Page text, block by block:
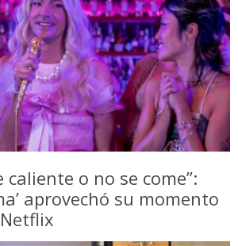
caliente o no se come”:
aprovechó su momento